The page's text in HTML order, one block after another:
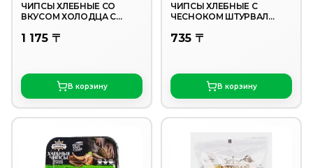
ЧИПСЫ ХЛЕБНЫЕ СО
ВКУСОМ ХОЛОДЦА С
1 175 〒
В корзину
ЧИПСЫ ХЛЕБНЫЕ С
ЧЕСНОКОМ ШТУРВАЛ
735 〒
В корзину